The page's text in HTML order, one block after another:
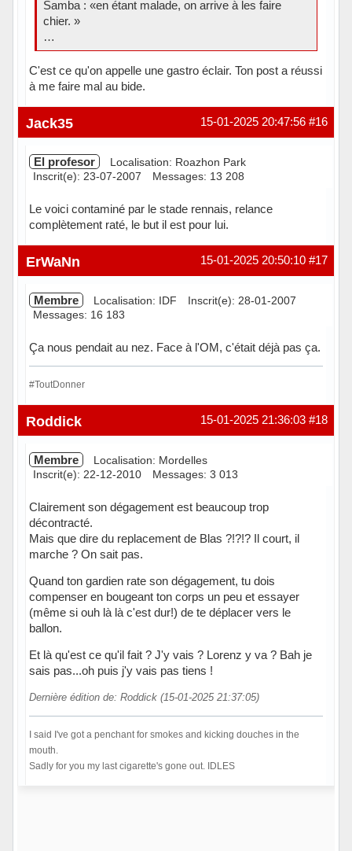
Samba : «en étant malade, on arrive à les faire
chier. »
…
C'est ce qu'on appelle une gastro éclair. Ton post a réussi
à me faire mal au bide.
Hors ligne #16
15-01-2025 20:47:56
Jack35
El profesor
Localisation: Roazhon Park
Inscrit(e): 23-07-2007
Messages: 13 208
Le voici contaminé par le stade rennais, relance
complètement raté, le but il est pour lui.
Hors ligne #17
15-01-2025 20:50:10
ErWaNn
Membre Localisation: IDF
Inscrit(e): 28-01-2007
Messages: 16 183
Ça nous pendait au nez. Face à l'OM, c'était déjà pas ça.
#ToutDonner
Hors ligne #18
15-01-2025 21:36:03
Roddick
Membre
Localisation: Mordelles
Inscrit(e): 22-12-2010
Messages: 3 013
Clairement son dégagement est beaucoup trop
décontracté.
Mais que dire du replacement de Blas ?!?!? Il court, il
marche ? On sait pas.
Quand ton gardien rate son dégagement, tu dois
compenser en bougeant ton corps un peu et essayer
(même si ouh là là c'est dur!) de te déplacer vers le
ballon.
Et là qu'est ce qu'il fait ? J'y vais ? Lorenz y va ? Bah je
sais pas...oh puis j'y vais pas tiens !
Dernière édition de: Roddick (15-01-2025 21:37:05)
I said I've got a penchant for smokes and kicking douches in the
mouth.
Sadly for you my last cigarette's gone out. IDLES